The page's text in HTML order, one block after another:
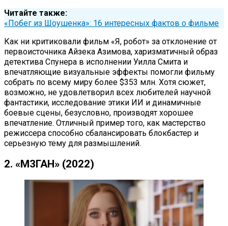
Читайте также:
«Побег из Шоушенка»: 16 интересных фактов о фильме
Как ни критиковали фильм «Я, робот» за отклонение от
первоисточника Айзека Азимова, харизматичный образ
детектива Спунера в исполнении Уилла Смита и
впечатляющие визуальные эффекты помогли фильму
собрать по всему миру более $353 млн. Хотя сюжет,
возможно, не удовлетворил всех любителей научной
фантастики, исследование этики ИИ и динамичные
боевые сцены, безусловно, производят хорошее
впечатление. Отличный пример того, как мастерство
режиссера способно сбалансировать блокбастер и
серьезную тему для размышлений.
2. «М3ГАН» (2022)